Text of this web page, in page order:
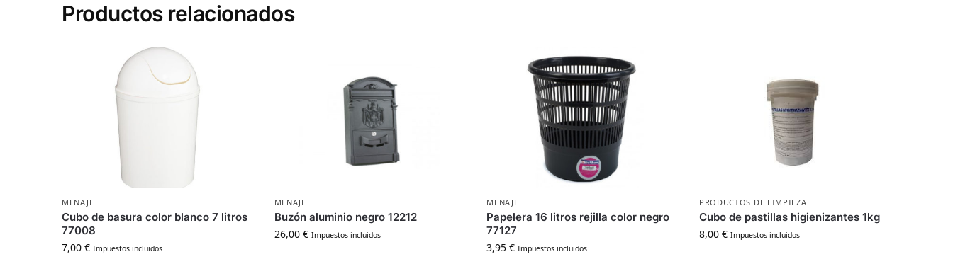
Productos relacionados
MENAJE
Cubo de basura color blanco 7 litros
77008
7,00€ Impuestos incluidos
MENAJE
Buzón aluminio negro 12212
26,00 € Impuestos incluidos
MENAJE
Papelera 16 litros rejilla color negro
77127
3,95€ Impuestos incluidos
PRODUCTOS DE LIMPIEZA
Cubo de pastillas higienizantes 1kg
8,00 € Impuestos incluidos